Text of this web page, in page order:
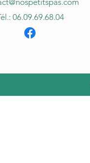
06.09.69.68.04